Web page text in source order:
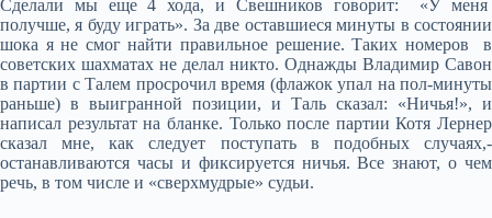
Сделали мы еще 4 хода, и Свешников говорит: «У меня
получше, я буду играть». За две оставшиеся минуты в состоянии
шока я не смог найти правильное решение. Таких номеров в
советских шахматах не делал никто. Однажды Владимир Савон
в партии с Талем просрочил время (флажок упал на пол-минуты
раньше) в выигранной позиции, и Таль сказал: «Ничья!», и
написал результат на бланке. Только после партии Котя Лернер
сказал мне, как следует поступать в подобных случаях,-
останавливаются часы и фиксируется ничья. Все знают, о чем
речь, в том числе и «сверхмудрые» судьи.